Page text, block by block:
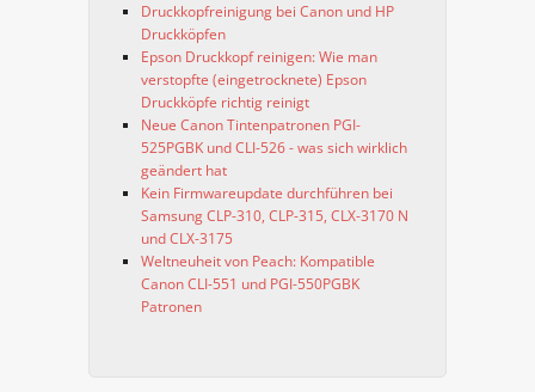
Druckkopfreinigung bei Canon und HP
Druckköpfen
Epson Druckkopf reinigen: Wie man
verstopfte (eingetrocknete) Epson
Druckköpfe richtig reinigt
Neue Canon Tintenpatronen PGI-
525PGBK und CLI-526 - was sich wirklich
geändert hat
Kein Firmwareupdate durchführen bei
Samsung CLP-310, CLP-315, CLX-3170 N
und CLX-3175
Weltneuheit von Peach: Kompatible
Canon CLI-551 und PGI-550PGBK
Patronen